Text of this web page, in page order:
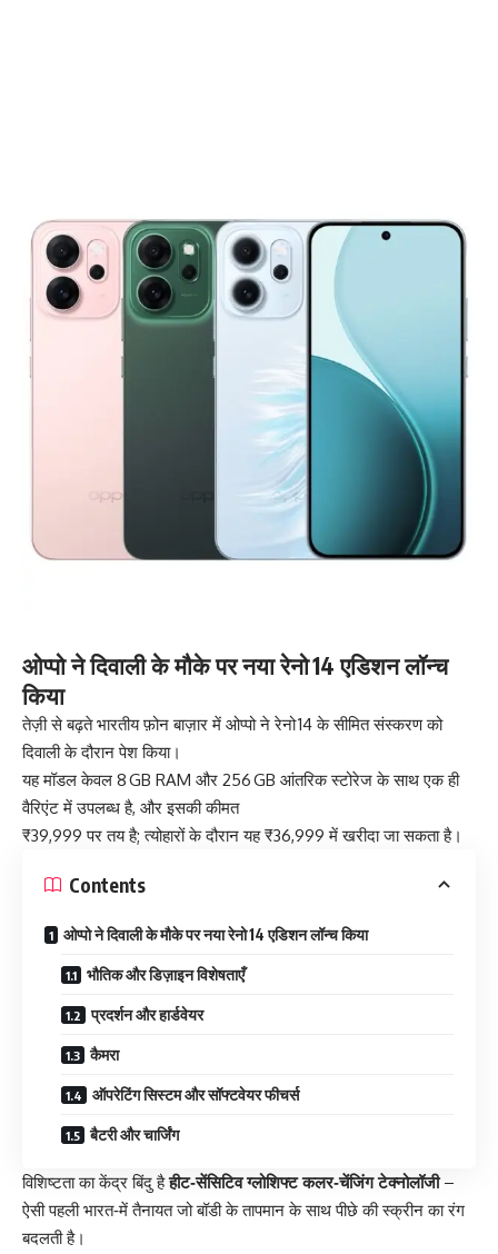
ओप्पो ने दिवाली के मौके पर नया रेनो 14 एडिशन लॉन्च
किया
तेज़ी से बढ़ते भारतीय फ़ोन बाज़ार में ओप्पो ने रेनो 14 के सीमित संस्करण को
दिवाली के दौरान पेश किया।
यह मॉडल केवल 8 GB RAM और 256 GB आंतरिक स्टोरेज के साथ एक ही
वैरिएंट में उपलब्ध है, और इसकी कीमत
₹39,999 पर तय है; त्योहारों के दौरान यह ₹36,999 में खरीदा जा सकता है।
Contents
ओप्पो ने दिवाली के मौके पर नया रेनो 14 एडिशन लॉन्च किया
भौतिक और डिज़ाइन विशेषताएँ
प्रदर्शन और हार्डवेयर
कैमरा
ऑपरेटिंग सिस्टम और सॉफ्टवेयर फीचर्स
बैटरी और चार्जिंग
विशिष्टता का केंद्र बिंदु हैहीट‑सेंसिटिव ग्लोशिफ्ट कलर‑चेंजिंग टेक्नोलॉजी–
ऐसी पहली भारत‑में तैनायत जो बॉडी के तापमान के साथ पीछे की स्क्रीन का रंग
बदलती है।